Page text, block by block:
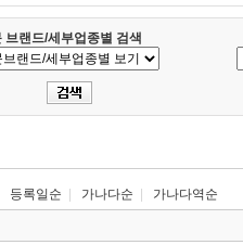
브랜드/세부업종별 검색
등록일순 가나다순 가나다역순